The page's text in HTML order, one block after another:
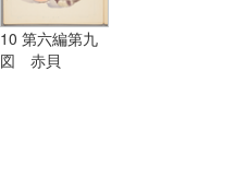
10 第六編第九
図 赤貝